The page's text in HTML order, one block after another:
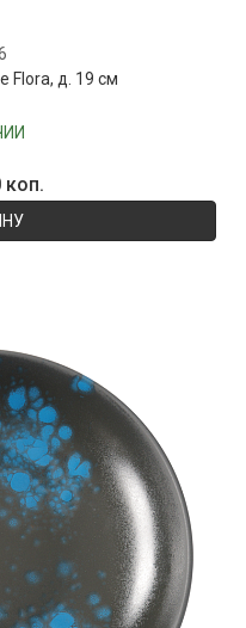
д. 19 см
коп.